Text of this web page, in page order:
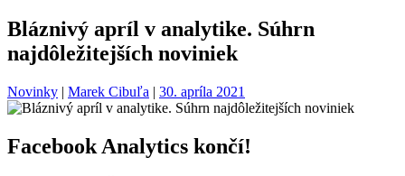
Bláznivý apríl v analytike. Súhrn
najdôležitejších noviniek
Novinky | Marek Cibuľa | 30. apríla 2021
Facebook Analytics končí!